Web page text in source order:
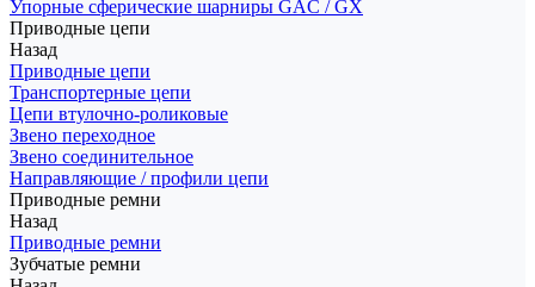
Упорные сферические шарниры GAC / GX
Приводные цепи
Назад
Приводные цепи
Транспортерные цепи
Цепи втулочно-роликовые
Звено переходное
Звено соединительное
Направляющие / профили цепи
Приводные ремни
Назад
Приводные ремни
Зубчатые ремни